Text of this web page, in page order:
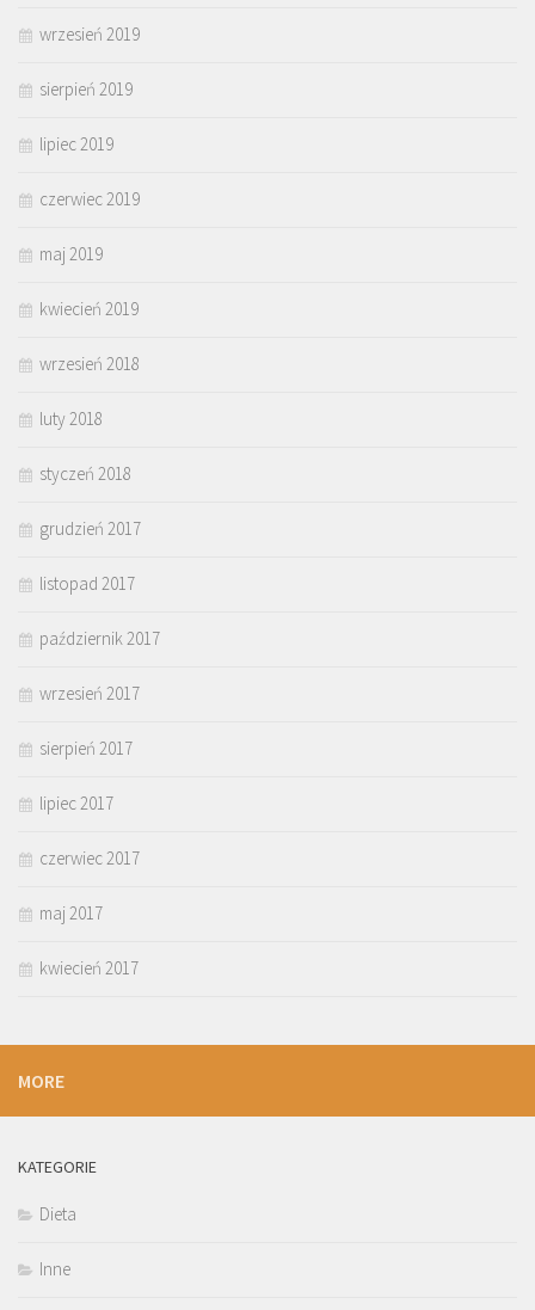
wrzesień 2019
sierpień 2019
lipiec 2019
czerwiec 2019
maj 2019
kwiecień 2019
wrzesień 2018
luty 2018
styczeń 2018
grudzień 2017
listopad 2017
październik 2017
wrzesień 2017
sierpień 2017
lipiec 2017
czerwiec 2017
maj 2017
kwiecień 2017
MORE
KATEGORIE
Dieta
Inne